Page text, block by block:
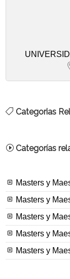
Categorias
Categorías
Masters y
Masters y
Masters y
Masters y
Masters y